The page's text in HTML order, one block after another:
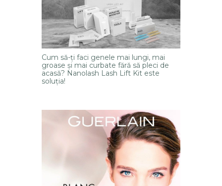
Cum să-ți faci genele mai lungi, mai
groase și mai curbate fără să pleci de
acasă? Nanolash Lash Lift Kit este
soluția!